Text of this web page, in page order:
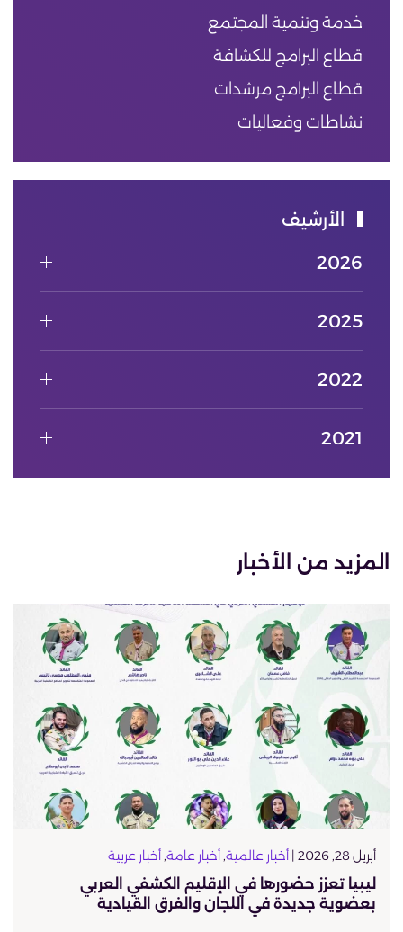
خدمة وتنمية المجتمع
قطاع البرامج للكشافة
قطاع البرامج مرشدات
نشاطات وفعاليات
الأرشيف
2026
2025
2022
2021
المزيد من الأخبار
أبريل 28, 2026 | أخبار عالمية,أخبار عامة,أخبار عربية
ليبيا تعزز حضورها في الإقليم الكشفي العربي
بعضوية جديدة في اللجان والفرق القيادية